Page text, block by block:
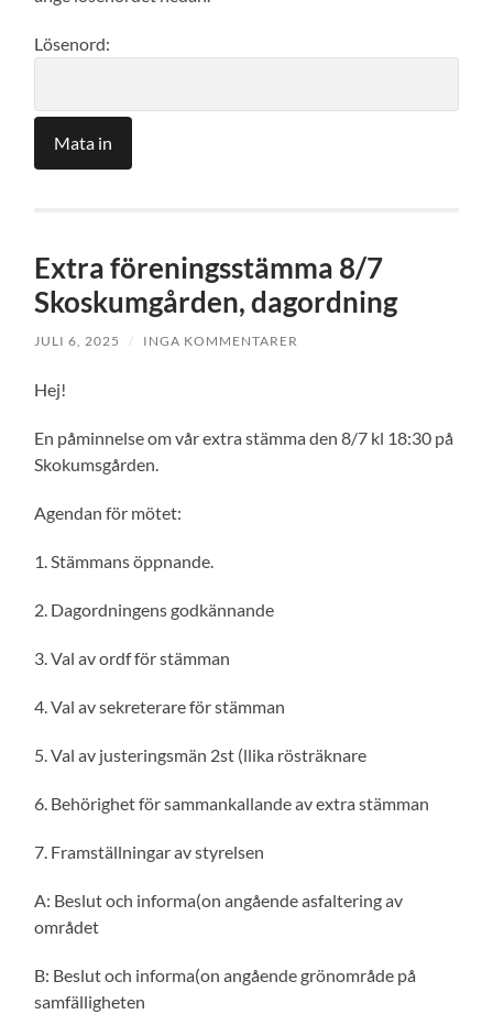
Lösenord:
Extra föreningsstämma 8/7
Skoskumgården, dagordning
JULI 6, 2025 / INGA KOMMENTARER
Hej!
En påminnelse om vår extra stämma den 8/7 kl 18:30 på
Skokumsgården.
Agendan för mötet:
1. Stämmans öppnande.
2. Dagordningens godkännande
3. Val av ordf för stämman
4. Val av sekreterare för stämman
5. Val av justeringsmän 2st (llika rösträknare
6. Behörighet för sammankallande av extra stämman
7. Framställningar av styrelsen
A: Beslut och informa(on angående asfaltering av
området
B: Beslut och informa(on angående grönområde på
samfälligheten